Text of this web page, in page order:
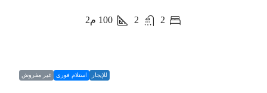
2
2
100 م2
للإيجار استلام فوري غير مفروش